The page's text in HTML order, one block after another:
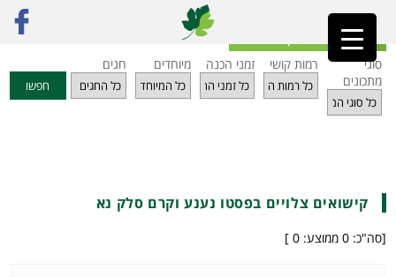
ראשי»מתכונים קישואים צלויים בפסטו נענע וקרם סלק נא
חזרה לאינדקס מתכונים
סוגי
מתכונים
רמות קושי זמני הכנה מיוחדים חגים
חפשו
קישואים צלויים בפסטו נענע וקרם סלק נא
[סה"כ: 0 ממוצע: 0
]